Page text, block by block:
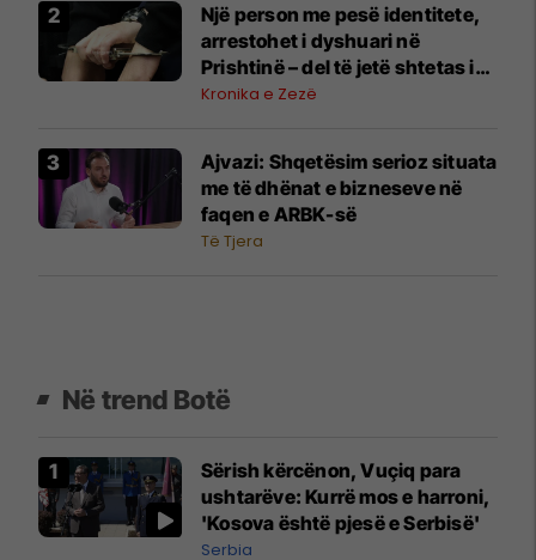
Një person me pesë identitete,
arrestohet i dyshuari në
Prishtinë – del të jetë shtetas i
Shqipërisë, i dënuar për vrasje
Kronika e Zezë
Ajvazi: Shqetësim serioz situata
me të dhënat e bizneseve në
faqen e ARBK-së
Të Tjera
Në trend Botë
Sërish kërcënon, Vuçiq para
ushtarëve: Kurrë mos e harroni,
'Kosova është pjesë e Serbisë'
Serbia